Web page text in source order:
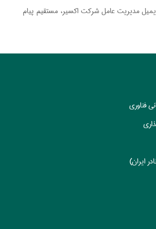
مدیریت عامل شرکت اکسیر، مستقیم پیام
فناوری
ایران)